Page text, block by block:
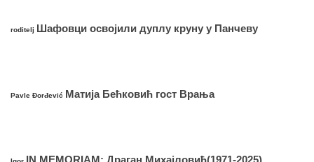
roditelj Шафовци освојили дуплу круну у Панчеву
Pavle Đorđević Матија Бећковић гост Врања
IN MEMORIAM: Драган Михајловић(1971-2025)